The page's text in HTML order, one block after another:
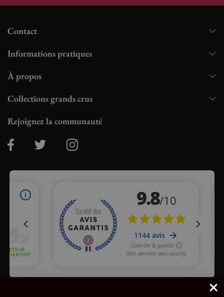
Contact
Informations pratiques
À propos
Collections grands crus
Rejoignez la communauté